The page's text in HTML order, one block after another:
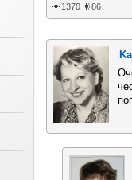
1370 86